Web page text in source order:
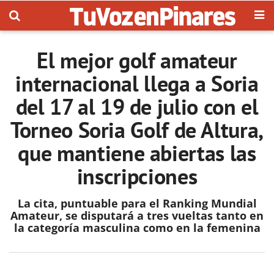
El mejor golf amateur
internacional llega a Soria
del 17 al 19 de julio con el
Torneo Soria Golf de Altura,
que mantiene abiertas las
inscripciones
La cita, puntuable para el Ranking Mundial
Amateur, se disputará a tres vueltas tanto en
la categoría masculina como en la femenina